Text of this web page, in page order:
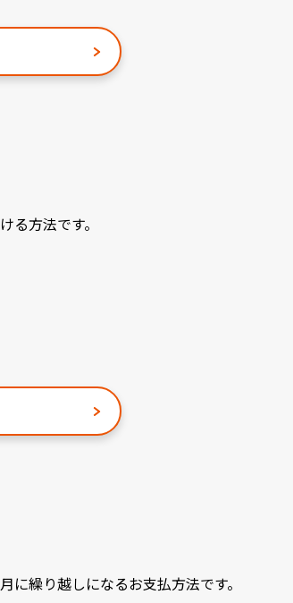
方法です。
繰り越しになるお支払方法です。